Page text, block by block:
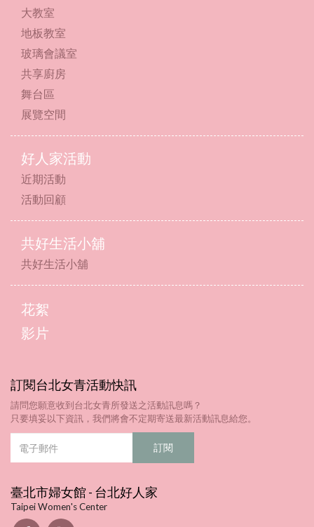
大教室
地板教室
玻璃會議室
共享廚房
舞台區
展覽空間
好人家活動
近期活動
活動回顧
共好生活小舖
共好生活小舖
花絮
影片
訂閱台北女青活動快訊
請問您願意收到台北女青所發送之活動訊息嗎？
只要填妥以下資訊，我們將會不定期寄送最新活動訊息給您。
臺北市婦女館 - 台北好人家
Taipei Women's Center